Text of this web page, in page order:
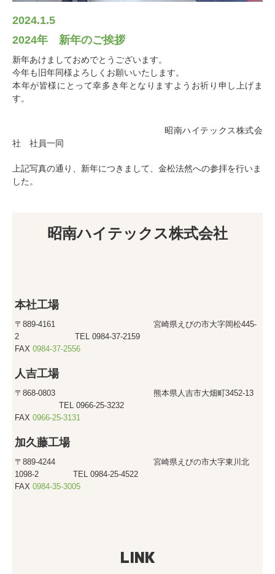
2024.1.5
2024年 新年のご挨拶
新年あけましておめでとうございます。
今年も旧年同様よろしくお願いいたします。
本年が皆様にとって幸多き年となりますようお祈り申し上げま
す。
昭南ハイテックス株式会
社 社員一同
上記写真の通り、新年につきまして、金松法然への参拝を行いま
した。
昭南ハイテックス株式会社
本社工場
〒889-4161 宮崎県えびの市大字岡松445-
2 TEL 0984-37-2159
FAX0984-37-2556
人吉工場
〒868-0803 熊本県人吉市大畑町3452-13
TEL 0966-25-3232
FAX0966-25-3131
加久藤工場
〒889-4244 宮崎県えびの市大字東川北
1098-2 TEL 0984-25-4522
FAX0984-35-3005
LINK